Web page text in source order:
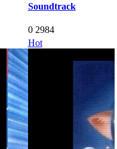
Soundtrack
0 2984
Hot